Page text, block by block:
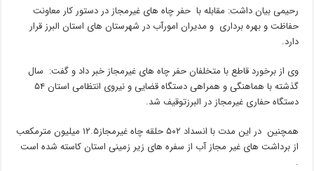
رحیمی بیان داشت: مقابله با حفر چاه های غیرمجاز در دستور کار معاونت
حفاظت و بهره برداری و مدیران امورآب در شهرستان های استان البرز قرار
دارد.
وی از برخورد قاطع با متخلفان حفر چاه های غیرمجاز خبر داد و گفت: سال
گذشته با هماهنگی و همراهی دستگاه قضایی و نیروی انتظامی استان ۵۴
دستگاه حفاری غیرمجاز در البرزتوقیف شد.
همچنین در این مدت با انسداد ۵۰۲ حلقه چاه غیرمجاز۱۲.۵ میلیون مترمکعب
از برداشت های غیر مجاز آب از سفره های زیر زمینی استان کاسته شده است
.